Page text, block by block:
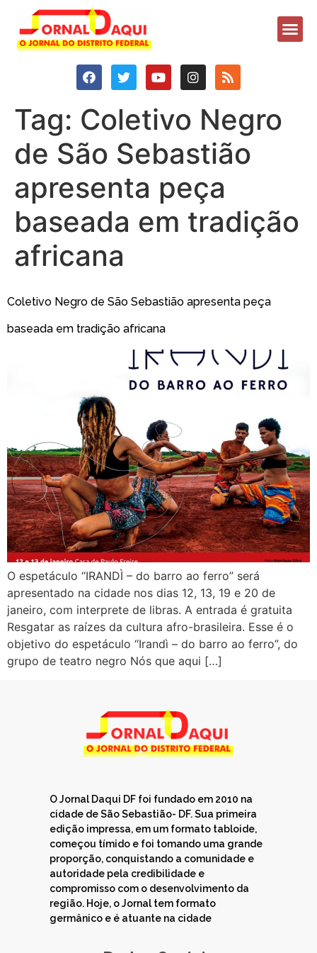
Tag: Coletivo Negro
de São Sebastião
apresenta peça
baseada em tradição
africana
Coletivo Negro de São Sebastião apresenta peça
baseada em tradição africana
O espetáculo “IRANDÌ – do barro ao ferro” será
apresentado na cidade nos dias 12, 13, 19 e 20 de
janeiro, com interprete de libras. A entrada é gratuita
Resgatar as raízes da cultura afro-brasileira. Esse é o
objetivo do espetáculo “Irandì – do barro ao ferro”, do
grupo de teatro negro Nós que aqui […]
O Jornal Daqui DF foi fundado em 2010 na
cidade de São Sebastião- DF. Sua primeira
edição impressa, em um formato tabloide,
começou tímido e foi tomando uma grande
proporção, conquistando a comunidade e
autoridade pela credibilidade e
compromisso com o desenvolvimento da
região. Hoje, o Jornal tem formato
germânico e é atuante na cidade